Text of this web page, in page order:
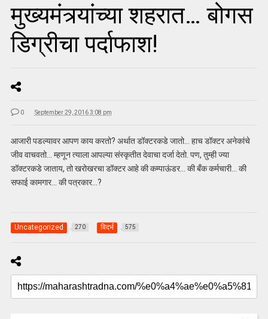
मुख्यमंत्र्यांच्या शहरात… बोगस
डिग्रीचा पर्दाफाश!
0 September 29, 2016 3:08 pm
आजारी पडल्यावर आपण काय करतो? अर्थात डॉक्टरकडे जातो… हाच डॉक्टर अनेकांचे
जीव वाचवतो… म्हणून त्याला आपल्या संस्कृतीत देवाचा दर्जा देतो. पण, तुम्ही ज्या
डॉक्टरकडे जाताय, तो खरोखरचा डॉक्टर आहे की कम्पाऊंडर… की बँक कर्मचारी… की
सफाई कामगार… की पत्रकार…?
Uncategorized 270 विदर्भ 575